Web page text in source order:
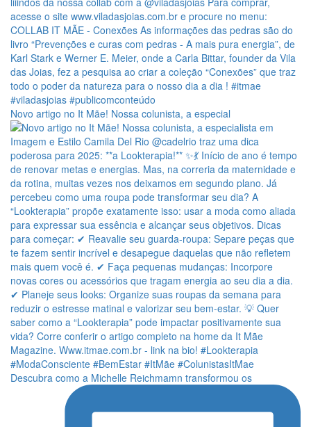
Novo artigo no It Mãe! Nossa colunista, a especial
Descubra como a Michelle Reichmamn transformou os